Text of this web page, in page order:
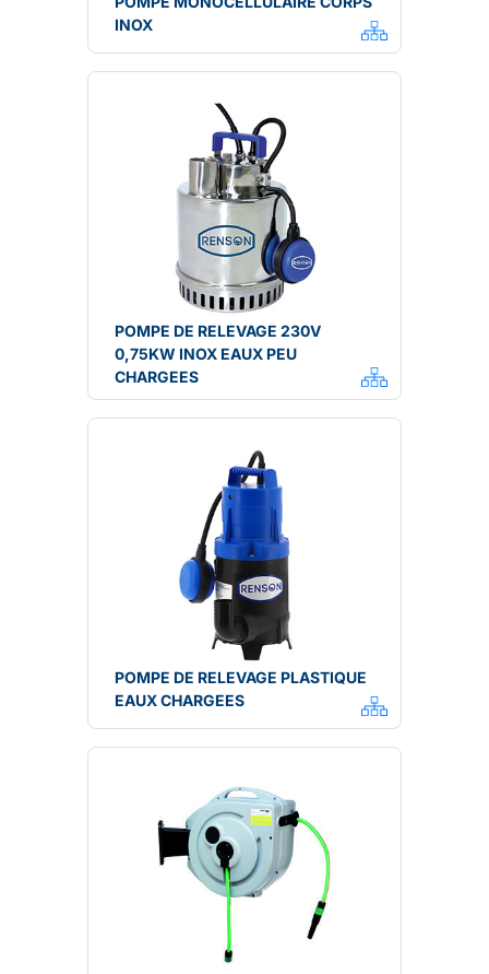
INOX
POMPE DE RELEVAGE 230V
0,75KW INOX EAUX PEU
CHARGEES
POMPE DE RELEVAGE PLASTIQUE
EAUX CHARGEES